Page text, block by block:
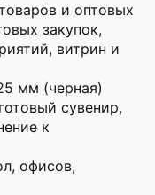
и оптовых
закупок,
витрин и
мм (черная)
сувенир,
к
офисов,